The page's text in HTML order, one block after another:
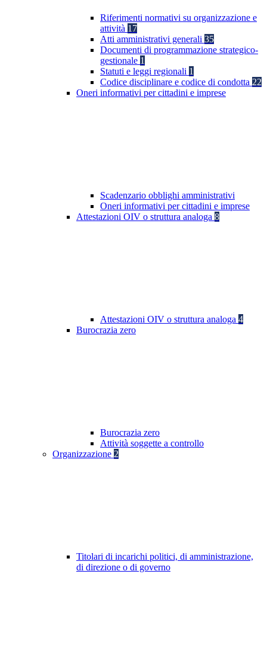
Riferimenti normativi su organizzazione e
attività 17
Atti amministrativi generali 35
Documenti di programmazione strategico-
gestionale 1
Statuti e leggi regionali 1
Codice disciplinare e codice di condotta 22
Oneri informativi per cittadini e imprese
Scadenzario obblighi amministrativi
Oneri informativi per cittadini e imprese
Attestazioni OIV o struttura analoga 8
Attestazioni OIV o struttura analoga 4
Burocrazia zero
Burocrazia zero
Attività soggette a controllo
Organizzazione 2
Titolari di incarichi politici, di amministrazione,
di direzione o di governo